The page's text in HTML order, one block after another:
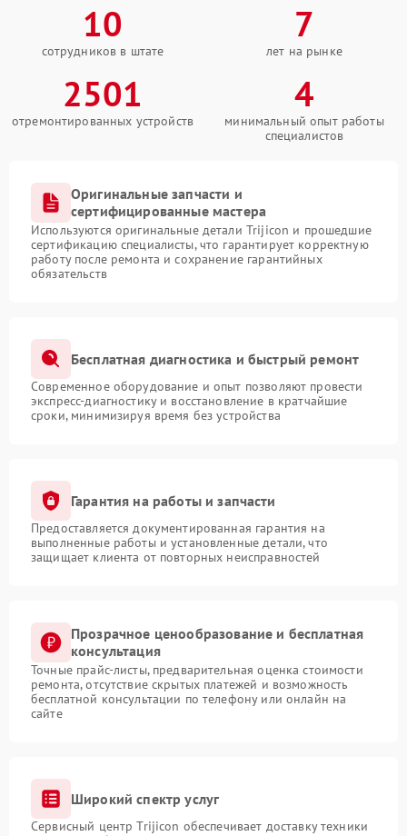
10
сотрудников в штате
7
лет на рынке
2501
отремонтированных устройств
4
минимальный опыт работы
специалистов
Оригинальные запчасти и
сертифицированные мастера
Используются оригинальные детали Trijicon и прошедшие
сертификацию специалисты, что гарантирует корректную
работу после ремонта и сохранение гарантийных
обязательств
Бесплатная диагностика и быстрый ремонт
Современное оборудование и опыт позволяют провести
экспресс-диагностику и восстановление в кратчайшие
сроки, минимизируя время без устройства
Гарантия на работы и запчасти
Предоставляется документированная гарантия на
выполненные работы и установленные детали, что
защищает клиента от повторных неисправностей
Прозрачное ценообразование и бесплатная
консультация
Точные прайс-листы, предварительная оценка стоимости
ремонта, отсутствие скрытых платежей и возможность
бесплатной консультации по телефону или онлайн на
сайте
Широкий спектр услуг
Сервисный центр Trijicon обеспечивает доставку техники